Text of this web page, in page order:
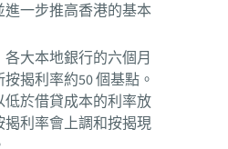
進一步推高香港的基本
各大本地銀行的六個月
揭利率約50 個基點。
於借貸成本的利率放
利率會上調和按揭現